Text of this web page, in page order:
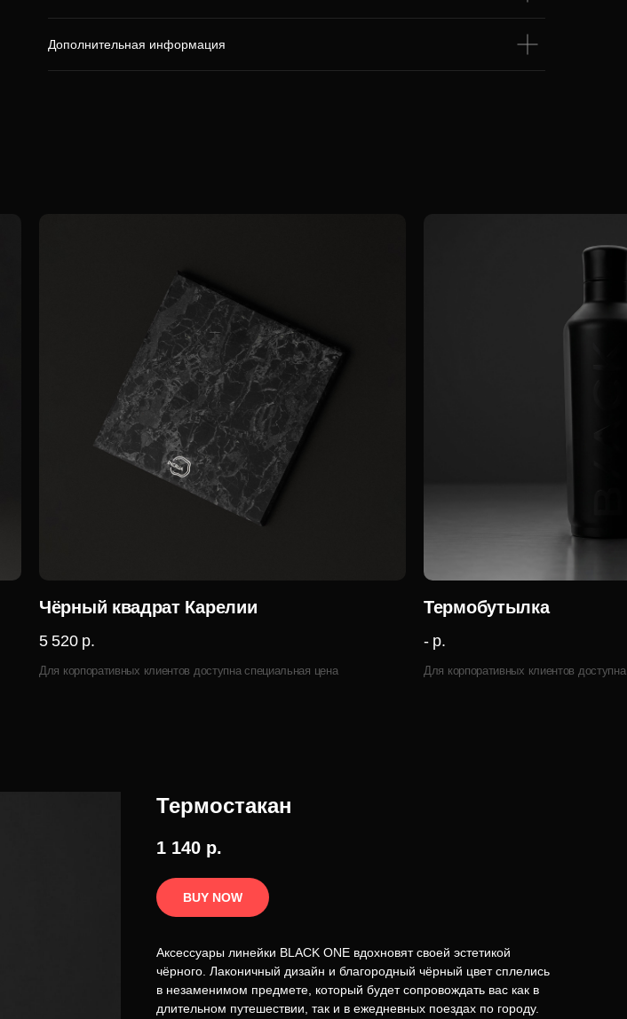
Дополнительная информация
Термобутылка
Для корпоративных клиентов
- р.
Чёрный квадрат Карелии
Для корпоративных клиентов доступна специальная цена
5 520 р.
Термостакан
1 140 р.
BUY NOW
Аксессуары линейки BLACK ONE вдохновят своей эстетикой
чёрного. Лаконичный дизайн и благородный чёрный цвет сплелись
в незаменимом предмете, который будет сопровождать вас как в
длительном путешествии, так и в ежедневных поездах по городу.